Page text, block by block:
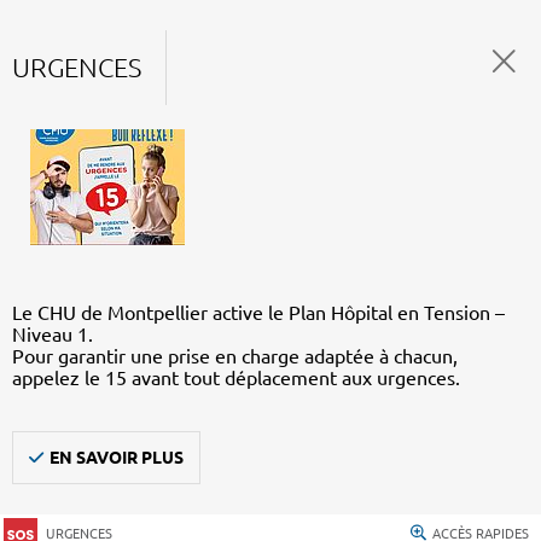
URGENCES
Le CHU de Montpellier active le Plan Hôpital en Tension –
Niveau 1.
Pour garantir une prise en charge adaptée à chacun,
appelez le 15 avant tout déplacement aux urgences.
EN SAVOIR PLUS
URGENCES ACCÈS RAPIDES